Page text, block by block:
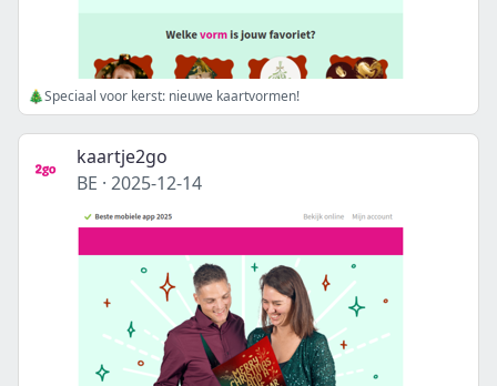
🎄Speciaal voor kerst: nieuwe kaartvormen!
kaartje2go
BE · 2025-12-14